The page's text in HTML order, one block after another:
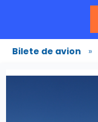
Bilete de avion »